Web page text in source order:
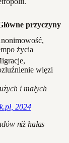
przyczyny
życia
więzi
i małych
2024
niż hałas